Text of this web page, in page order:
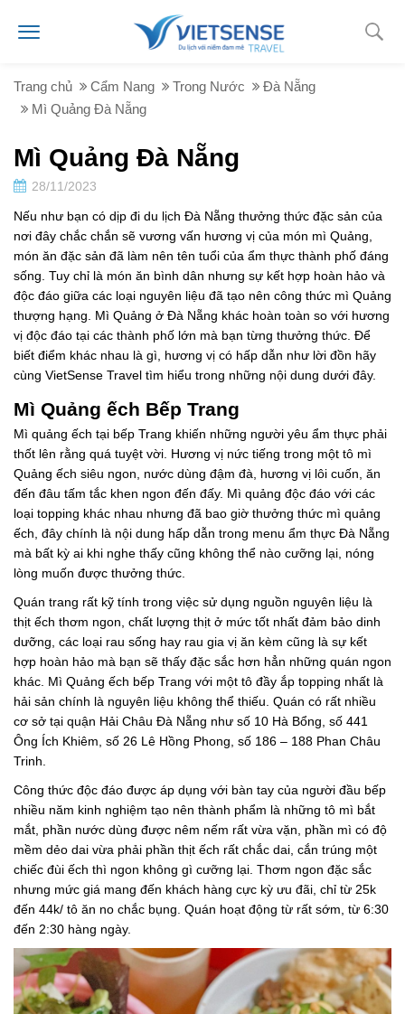
Trang chủ Cẩm Nang Trong Nước
Đà Nẵng
Mì Quảng Đà Nẵng
Mì Quảng Đà Nẵng
28/11/2023
Nếu như bạn có dịp đi du lịch Đà Nẵng thưởng thức đặc sản của
nơi đây chắc chắn sẽ vương vấn hương vị của món mì Quảng,
món ăn đặc sản đã làm nên tên tuổi của ẩm thực thành phố đáng
sống. Tuy chỉ là món ăn bình dân nhưng sự kết hợp hoàn hảo và
độc đáo giữa các loại nguyên liệu đã tạo nên công thức mì Quảng
thượng hạng. Mì Quảng ở Đà Nẵng khác hoàn toàn so với hương
vị độc đáo tại các thành phố lớn mà bạn từng thưởng thức. Để
biết điểm khác nhau là gì, hương vị có hấp dẫn như lời đồn hãy
cùng VietSense Travel tìm hiểu trong những nội dung dưới đây.
Mì Quảng ếch Bếp Trang
Mì quảng ếch tại bếp Trang khiến những người yêu ẩm thực phải
thốt lên rằng quá tuyệt vời. Hương vị nức tiếng trong một tô mì
Quảng ếch siêu ngon, nước dùng đậm đà, hương vị lôi cuốn, ăn
đến đâu tấm tắc khen ngon đến đấy. Mì quảng độc đáo với các
loại topping khác nhau nhưng đã bao giờ thưởng thức mì quảng
ếch, đây chính là nội dung hấp dẫn trong menu ẩm thực Đà Nẵng
mà bất kỳ ai khi nghe thấy cũng không thể nào cưỡng lại, nóng
lòng muốn được thưởng thức.
Quán trang rất kỹ tính trong việc sử dụng nguồn nguyên liệu là
thịt ếch thơm ngon, chất lượng thịt ở mức tốt nhất đảm bảo dinh
dưỡng, các loại rau sống hay rau gia vị ăn kèm cũng là sự kết
hợp hoàn hảo mà bạn sẽ thấy đặc sắc hơn hẳn những quán ngon
khác. Mì Quảng ếch bếp Trang với một tô đầy ắp topping nhất là
hải sản chính là nguyên liệu không thể thiếu. Quán có rất nhiều
cơ sở tại quận Hải Châu Đà Nẵng như số 10 Hà Bổng, số 441
Ông Ích Khiêm, số 26 Lê Hồng Phong, số 186 – 188 Phan Châu
Trinh.
Công thức độc đáo được áp dụng với bàn tay của người đầu bếp
nhiều năm kinh nghiệm tạo nên thành phẩm là những tô mì bắt
mắt, phần nước dùng được nêm nếm rất vừa vặn, phần mì có độ
mềm dẻo dai vừa phải phần thịt ếch rất chắc dai, cắn trúng một
chiếc đùi ếch thì ngon không gì cưỡng lại. Thơm ngon đặc sắc
nhưng mức giá mang đến khách hàng cực kỳ ưu đãi, chỉ từ 25k
đến 44k/ tô ăn no chắc bụng. Quán hoạt động từ rất sớm, từ 6:30
đến 2:30 hàng ngày.